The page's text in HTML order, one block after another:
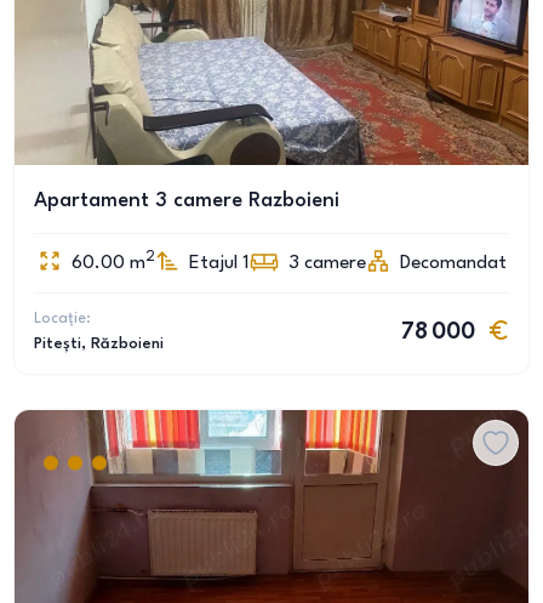
Apartament 3 camere Razboieni
60.00 m2 Etajul 1 3 camere Decomandat
Locație:
Pitești, Războieni
78 000